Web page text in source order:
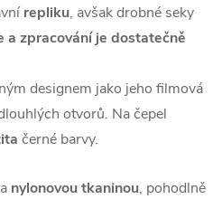
repliku, avšak drobné seky
a zpracování je dostatečně
designem jako jeho filmová
otvorů. Na čepel
černé barvy.
nylonovou tkaninou, pohodlně